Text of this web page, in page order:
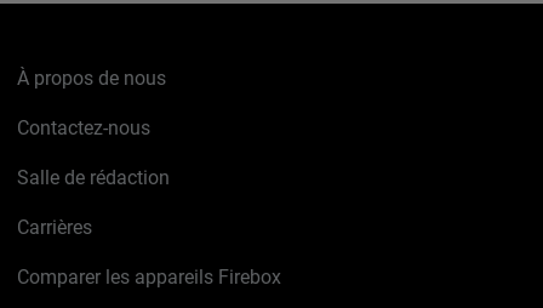
À propos de nous
Contactez-nous
Salle de rédaction
Carrières
Comparer les appareils Firebox